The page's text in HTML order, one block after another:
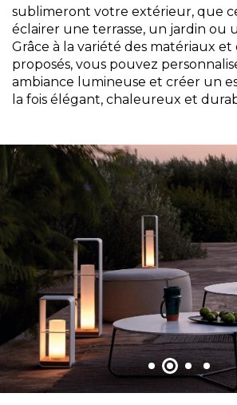
sublimeront votre extérieur, que
éclairer une terrasse, un jardin ou
Grâce à la variété des matériaux et
proposés, vous pouvez
ambiance lumineuse et créer un
la fois élégant, chaleureux et